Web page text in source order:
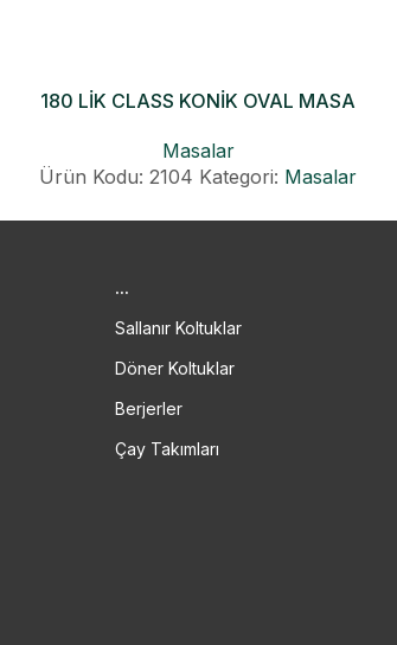
180 LİK CLASS KONİK OVAL MASA
Masalar
Ürün Kodu: 2104 Kategori: Masalar
...
Sallanır Koltuklar
Döner Koltuklar
Berjerler
Çay Takımları